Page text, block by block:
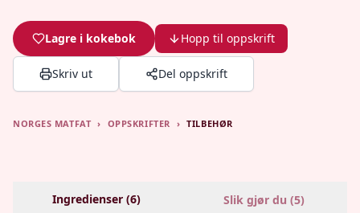
Lagre i kokebok Hopp til oppskrift
Skriv ut Del oppskrift
NORGES MATFAT › OPPSKRIFTER › TILBEHØR
Ingredienser (6) Slik gjør du (5)